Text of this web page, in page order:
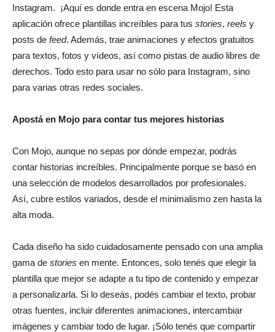
Instagram. ¡Aquí es donde entra en escena Mojo! Esta
aplicación ofrece plantillas increíbles para tus stories, reels y
posts de feed. Además, trae animaciones y efectos gratuitos
para textos, fotos y vídeos, así como pistas de audio libres de
derechos. Todo esto para usar no sólo para Instagram, sino
para varias otras redes sociales.
Apostá en Mojo para contar tus mejores historias
Con Mojo, aunque no sepas por dónde empezar, podrás
contar historias increíbles. Principalmente porque se basó en
una selección de modelos desarrollados por profesionales.
Así, cubre estilos variados, desde el minimalismo zen hasta la
alta moda.
Cada diseño ha sido cuidadosamente pensado con una amplia
gama de stories en mente. Entonces, solo tenés que elegir la
plantilla que mejor se adapte a tu tipo de contenido y empezar
a personalizarla. Si lo deseás, podés cambiar el texto, probar
otras fuentes, incluir diferentes animaciones, intercambiar
imágenes y cambiar todo de lugar. ¡Sólo tenés que compartir